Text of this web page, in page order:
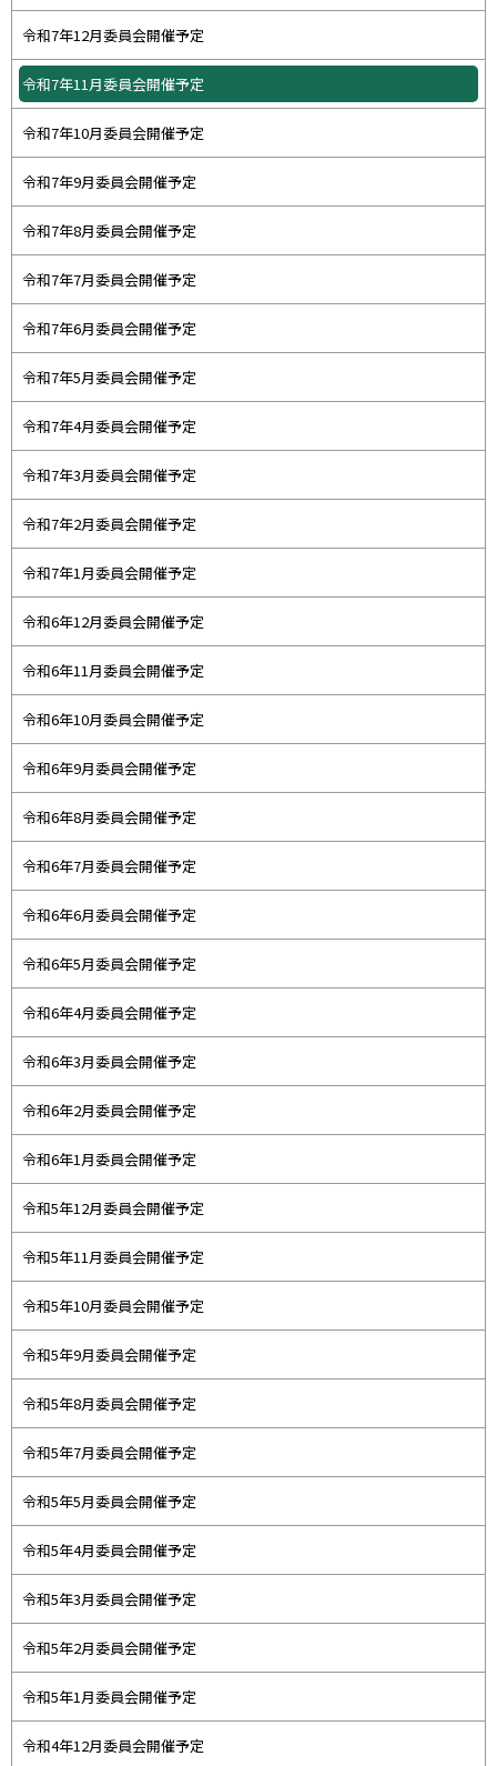
令和7年12月委員会開催予定
令和7年11月委員会開催予定
令和7年10月委員会開催予定
令和7年9月委員会開催予定
令和7年8月委員会開催予定
令和7年7月委員会開催予定
令和7年6月委員会開催予定
令和7年5月委員会開催予定
令和7年4月委員会開催予定
令和7年3月委員会開催予定
令和7年2月委員会開催予定
令和7年1月委員会開催予定
令和6年12月委員会開催予定
令和6年11月委員会開催予定
令和6年10月委員会開催予定
令和6年9月委員会開催予定
令和6年8月委員会開催予定
令和6年7月委員会開催予定
令和6年6月委員会開催予定
令和6年5月委員会開催予定
令和6年4月委員会開催予定
令和6年3月委員会開催予定
令和6年2月委員会開催予定
令和6年1月委員会開催予定
令和5年12月委員会開催予定
令和5年11月委員会開催予定
令和5年10月委員会開催予定
令和5年9月委員会開催予定
令和5年8月委員会開催予定
令和5年7月委員会開催予定
令和5年5月委員会開催予定
令和5年4月委員会開催予定
令和5年3月委員会開催予定
令和5年2月委員会開催予定
令和5年1月委員会開催予定
令和4年12月委員会開催予定